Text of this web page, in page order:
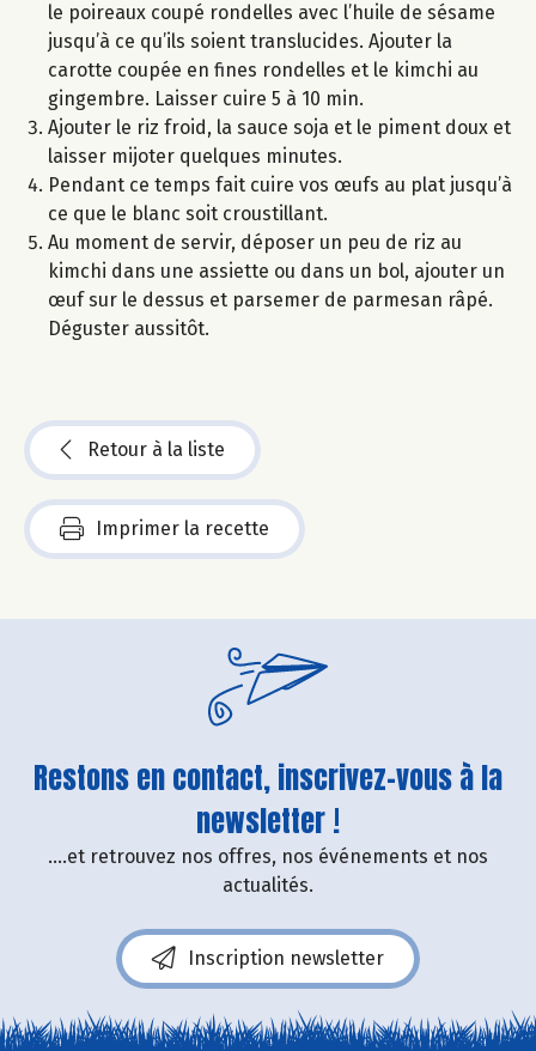
le poireaux coupé rondelles avec l’huile de sésame
jusqu’à ce qu’ils soient translucides. Ajouter la
carotte coupée en fines rondelles et le kimchi au
gingembre. Laisser cuire 5 à 10 min.
Ajouter le riz froid, la sauce soja et le piment doux et
laisser mijoter quelques minutes.
Pendant ce temps fait cuire vos œufs au plat jusqu’à
ce que le blanc soit croustillant.
Au moment de servir, déposer un peu de riz au
kimchi dans une assiette ou dans un bol, ajouter un
œuf sur le dessus et parsemer de parmesan râpé.
Déguster aussitôt.
Retour à la liste
Imprimer la recette
Restons en contact, inscrivez-vous à la
newsletter !
....et retrouvez nos offres, nos événements et nos
actualités.
Inscription newsletter